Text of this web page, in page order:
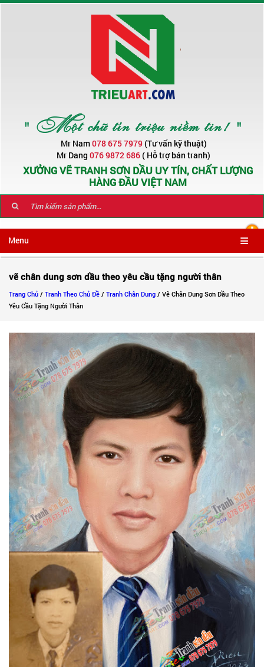
" Một chữ tín triệu niềm tin! "
Mr Nam078 675 7979(Tư vấn kỹ thuật)
Mr Dang 076 9872 686( Hỗ trợ bán tranh)
XƯỞNG VẼ TRANH SƠN DẦU UY TÍN, CHẤT LƯỢNG
HÀNG ĐẦU VIỆT NAM
Menu
vẽ chân dung sơn dầu theo yêu cầu tặng người thân
Trang Chủ / Tranh Theo Chủ Đề / Tranh Chân Dung / Vẽ Chân Dung Sơn Dầu Theo
Yêu Cầu Tặng Người Thân